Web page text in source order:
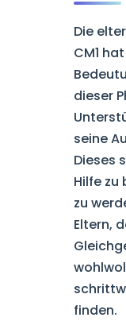
Die
CM1
dieser
seine
Dieses
Hilfe
zu
Eltern,
finden.